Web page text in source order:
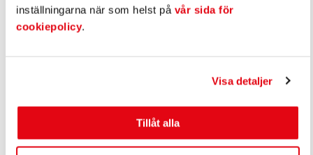
inställningarna när som helst på vår sida för
cookiepolicy.
Visa detaljer
Tillåt alla